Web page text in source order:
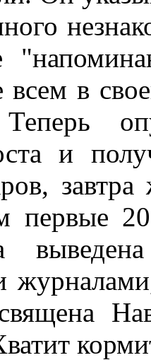
в
Теперь
и
первые